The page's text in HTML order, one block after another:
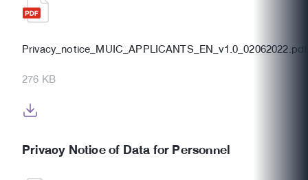
Privacy_notice_MUIC_APPLICANTS_EN_v1.0_02062022.pdf
276 KB
Privacy Notice of Data for Personnel